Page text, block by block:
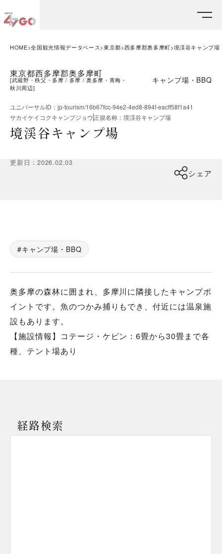
HOME 全国観光情報データベース 東京都 西多摩郡奥多摩町 境渓谷キャンプ場
東京都西多摩郡奥多摩町
[武蔵野・秩父・多摩 多摩
奥多摩・青梅・
秋川周辺]
キャンプ場・BBQ
ユニバーサルID ： jp-tourism/16b67fcc-94e2-4ed8-894f-eacff58f1a41
サカイケイコクキャンプジョウ正規名称 ： 境渓谷キャンプ場
境渓谷キャンプ場
更新日 ：2026.02.03
シェア
キャンプ場・BBQ
奥多摩の森林に囲まれ、多摩川に隣接したキャンプポ
イントです。魚のつかみ捕りもでき、付近には温泉施
設もあります。
【施設情報】コテージ・ケビン：6畳から30畳まで各
種、テント場あり
経路検索